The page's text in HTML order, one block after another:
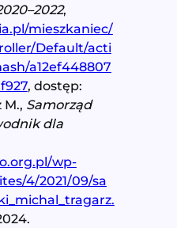
,
mieszkaniec/
Default/acti
a12ef448807
, dostęp:
M., Samorząd
dla
wp-
4/2021/09/sa